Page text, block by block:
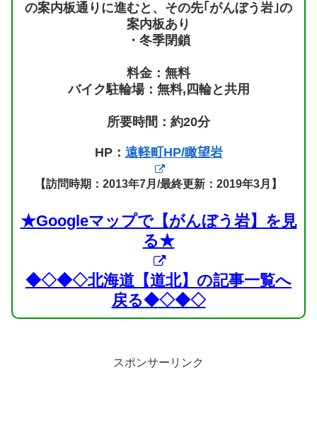
の案内板通りに進むと、その先｢がんぼう岩｣の
案内板あり
・冬季閉鎖
料金：無料
バイク駐輪場：無料,四輪と共用
所要時間：約20分
HP： 遠軽町HP/瞰望岩
【訪問時期：2013年7月/最終更新：2019年3月】
★Googleマップで【がんぼう岩】を見
る★
◆◇◆◇北海道【道北】の記事一覧へ
戻る◆◇◆◇
スポンサーリンク